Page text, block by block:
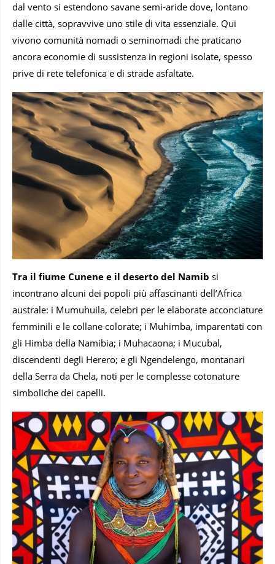
dal vento si estendono savane semi-aride dove, lontano
dalle città, sopravvive uno stile di vita essenziale. Qui
vivono comunità nomadi o seminomadi che praticano
ancora economie di sussistenza in regioni isolate, spesso
prive di rete telefonica e di strade asfaltate.
Tra il fiume Cunene e il deserto del Namib si
incontrano alcuni dei popoli più affascinanti dell’Africa
australe: i Mumuhuila, celebri per le elaborate acconciature
femminili e le collane colorate; i Muhimba, imparentati con
gli Himba della Namibia; i Muhacaona; i Mucubal,
discendenti degli Herero; e gli Ngendelengo, montanari
della Serra da Chela, noti per le complesse cotonature
simboliche dei capelli.